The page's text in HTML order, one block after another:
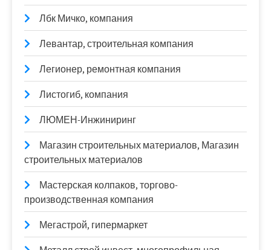
Лбк Мичко, компания
Левантар, строительная компания
Легионер, ремонтная компания
Листогиб, компания
ЛЮМЕН-Инжиниринг
Магазин строительных материалов, Магазин
строительных материалов
Мастерская колпаков, торгово-
производственная компания
Мегастрой, гипермаркет